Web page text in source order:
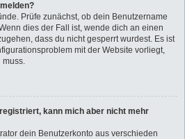
Prüfe zunächst, ob dein Benutzername
dies der Fall ist, wende dich an einen
dass du nicht gesperrt wurdest. Es ist
mit der Website vorliegt,
muss.
kann mich aber nicht mehr
dein Benutzerkonto aus verschieden